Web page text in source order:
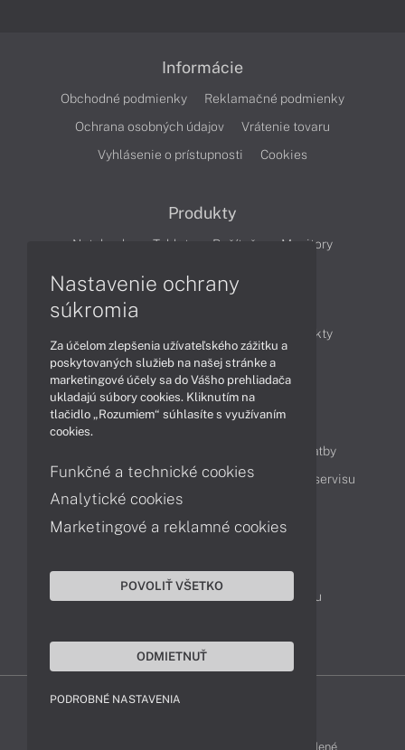
Informácie
Obchodné podmienky
Reklamačné podmienky
Ochrana osobných údajov
Vrátenie tovaru
Vyhlásenie o prístupnosti
Cookies
Produkty
Notebooky Tablety Počítače Monitory
Produkty
Technológie
Videá
Obsah
Možnosti doručenia a platby
Podpora a servis
Servisné služby Cenník servisu
Kontakty
043 4224 771
Obchodné oddelenie
Reklamácia tovaru
ACER-SHOP © 2011 - 2026 Všetky práva vyhradené
Nastavenie ochrany
súkromia
Za účelom zlepšenia užívateľského zážitku a
poskytovaných služieb na našej stránke a
marketingové účely sa do Vášho prehliadača
ukladajú súbory cookies. Kliknutím na
tlačidlo „Rozumiem“ súhlasíte s využívaním
cookies.
Funkčné a technické cookies
Analytické cookies
Marketingové a reklamné cookies
POVOLIŤ VŠETKO
ODMIETNUŤ
PODROBNÉ NASTAVENIA